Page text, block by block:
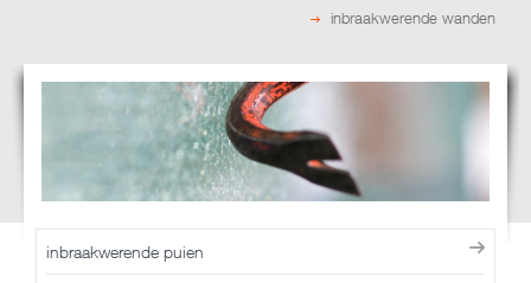
inbraakwerende wanden
inbraakwerende puien